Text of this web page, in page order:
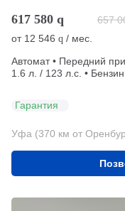
617 580 q 657
от 12 546 q / мес.
Автомат • Передний
1.6 л. / 123 л.с. • Бензин
Гарантия
Уфа (370 км от